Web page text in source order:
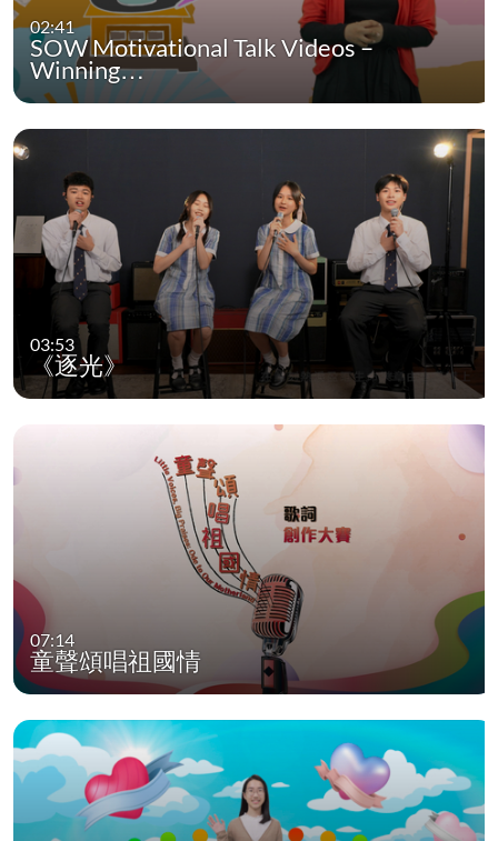
02:41
SOW Motivational Talk Videos –
Winning…
03:53
《逐光》
07:14
童聲頌唱祖國情